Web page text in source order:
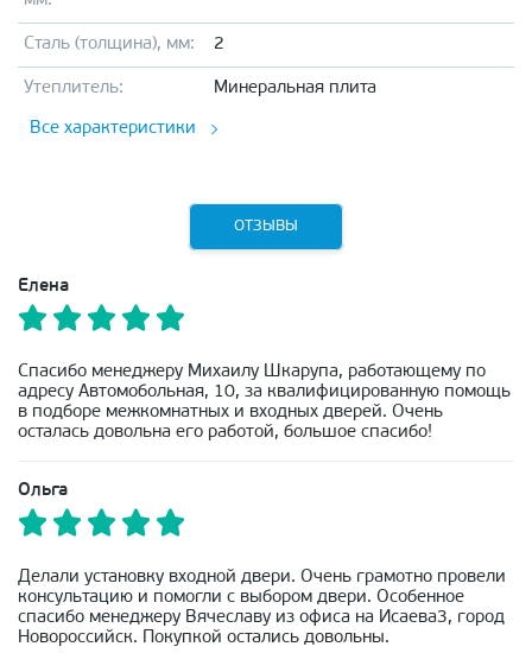
Сталь (толщина), мм: 2
Утеплитель: Минеральная плита
Все характеристики
ОТЗЫВЫ
Елена
Спасибо менеджеру Михаилу Шкарупа, работающему по
адресу Автомобольная, 10, за квалифицированную помощь
в подборе межкомнатных и входных дверей. Очень
осталась довольна его работой, большое спасибо!
Ольга
Делали установку входной двери. Очень грамотно провели
консультацию и помогли с выбором двери. Особенное
спасибо менеджеру Вячеславу из офиса на Исаева3, город
Новороссийск. Покупкой остались довольны.